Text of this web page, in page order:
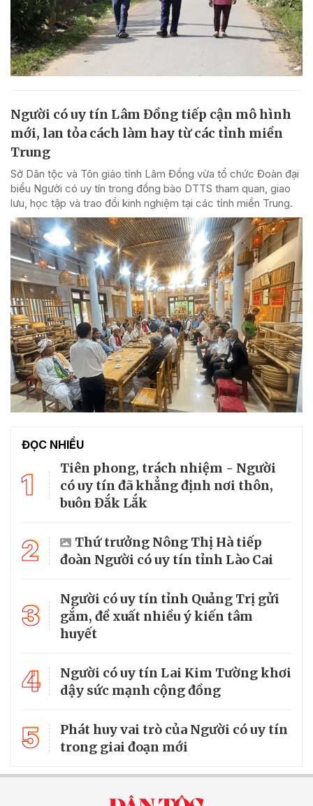
Người có uy tín Lâm Đồng tiếp cận mô hình
mới, lan tỏa cách làm hay từ các tỉnh miền
Trung
Sở Dân tộc và Tôn giáo tỉnh Lâm Đồng vừa tổ chức Đoàn đại
biểu Người có uy tín trong đồng bào DTTS tham quan, giao
lưu, học tập và trao đổi kinh nghiệm tại các tỉnh miền Trung.
ĐỌC NHIỀU
1
Tiên phong, trách nhiệm - Người
có uy tín đã khẳng định nơi thôn,
buôn Đắk Lắk
2
Thứ trưởng Nông Thị Hà tiếp
đoàn Người có uy tín tỉnh Lào Cai
3
Người có uy tín tỉnh Quảng Trị gửi
gắm, đề xuất nhiều ý kiến tâm
huyết
4
Người có uy tín Lai Kim Tường khơi
dậy sức mạnh cộng đồng
5
Phát huy vai trò của Người có uy tín
trong giai đoạn mới